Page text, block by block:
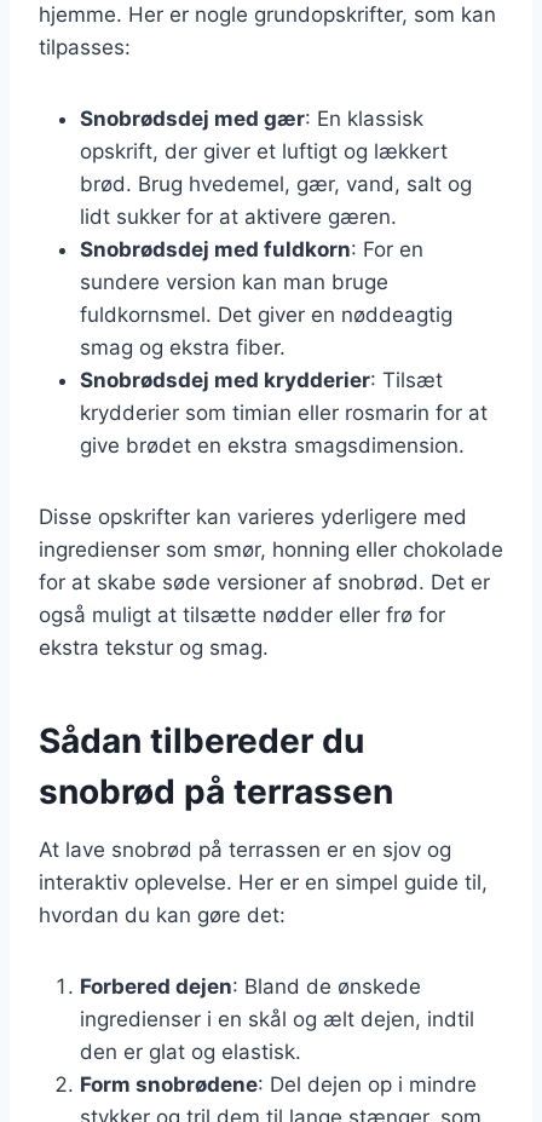
hjemme. Her er nogle grundopskrifter, som kan
tilpasses:
Snobrødsdej med gær: En klassisk
opskrift, der giver et luftigt og lækkert
brød. Brug hvedemel, gær, vand, salt og
lidt sukker for at aktivere gæren.
Snobrødsdej med fuldkorn: For en
sundere version kan man bruge
fuldkornsmel. Det giver en nøddeagtig
smag og ekstra fiber.
Snobrødsdej med krydderier: Tilsæt
krydderier som timian eller rosmarin for at
give brødet en ekstra smagsdimension.
Disse opskrifter kan varieres yderligere med
ingredienser som smør, honning eller chokolade
for at skabe søde versioner af snobrød. Det er
også muligt at tilsætte nødder eller frø for
ekstra tekstur og smag.
Sådan tilbereder du
snobrød på terrassen
At lave snobrød på terrassen er en sjov og
interaktiv oplevelse. Her er en simpel guide til,
hvordan du kan gøre det:
Forbered dejen: Bland de ønskede
ingredienser i en skål og ælt dejen, indtil
den er glat og elastisk.
Form snobrødene: Del dejen op i mindre
stykker og tril dem til lange stænger, som